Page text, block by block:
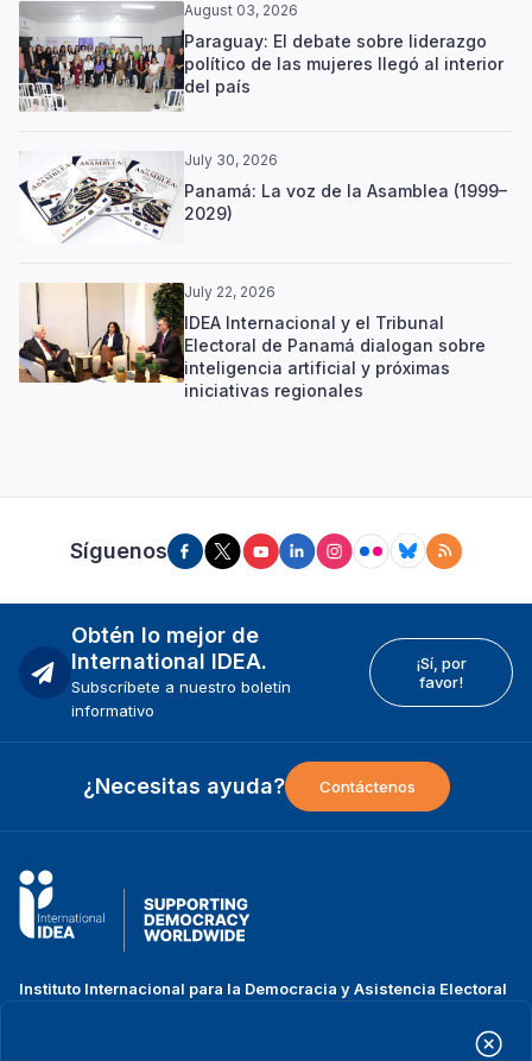
August 03, 2026
Paraguay: El debate sobre liderazgo
político de las mujeres llegó al interior
del país
July 30, 2026
Panamá: La voz de la Asamblea (1999–
2029)
July 22, 2026
IDEA Internacional y el Tribunal
Electoral de Panamá dialogan sobre
inteligencia artificial y próximas
iniciativas regionales
Síguenos
Obtén lo mejor de
International IDEA.
Subscríbete a nuestro boletín
informativo
¡Sí, por
favor!
¿Necesitas ayuda? Contáctenos
Instituto Internacional para la Democracia y Asistencia Electoral